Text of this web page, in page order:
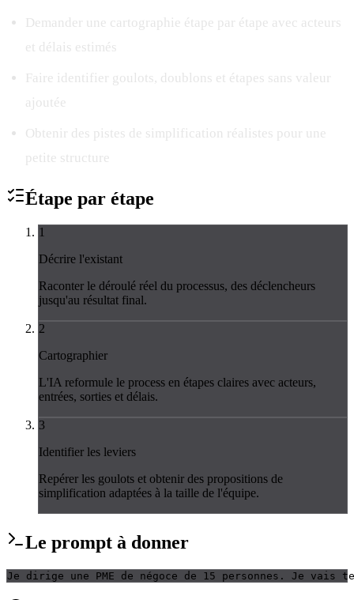
Demander une cartographie étape par étape avec acteurs
et délais estimés
Faire identifier goulots, doublons et étapes sans valeur
ajoutée
Obtenir des pistes de simplification réalistes pour une
petite structure
Étape par étape
1
Décrire l'existant
Raconter le déroulé réel du processus, des déclencheurs
jusqu'au résultat final.
2
Cartographier
L'IA reformule le process en étapes claires avec acteurs,
entrées, sorties et délais.
3
Identifier les leviers
Repérer les goulots et obtenir des propositions de
simplification adaptées à la taille de l'équipe.
Le prompt à donner
Je dirige une PME de négoce de 15 personnes. Je